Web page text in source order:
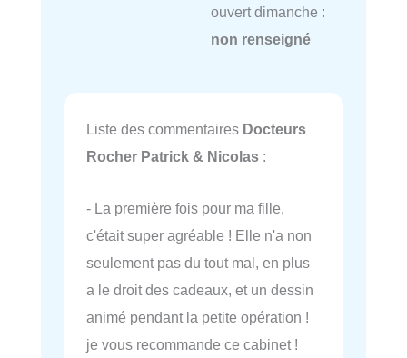
ouvert dimanche :
non renseigné
Liste des commentaires Docteurs
Rocher Patrick & Nicolas :
- La première fois pour ma fille,
c'était super agréable ! Elle n'a non
seulement pas du tout mal, en plus
a le droit des cadeaux, et un dessin
animé pendant la petite opération !
je vous recommande ce cabinet !